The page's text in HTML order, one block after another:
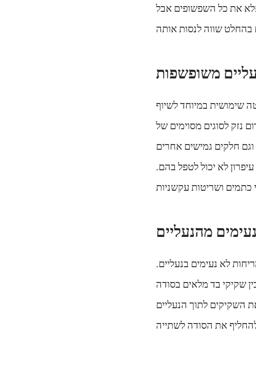
את כל השפשופים אבל
משופשפות
שימושית במיוחד לשיוף
נזק לסוגים מסוימים של
וגם חלקים גמישים אחרים
לא יכול לטפל בהם.
מהנעליים
לא נעימים בנעליים.
שקיקי בד מלאים בסודה
השקיקים לתוך הנעליים